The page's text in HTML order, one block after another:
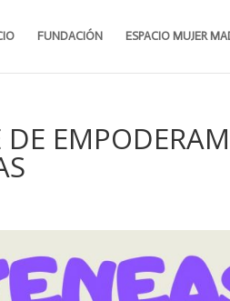
FUNDACIÓN ESPACIO MUJER